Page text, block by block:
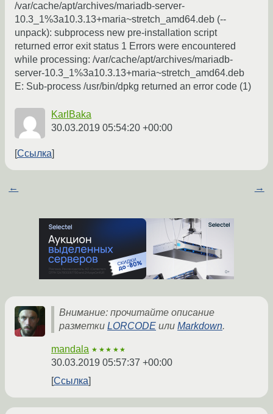
/var/cache/apt/archives/mariadb-server-
10.3_1%3a10.3.13+maria~stretch_amd64.deb (--
unpack): subprocess new pre-installation script
returned error exit status 1 Errors were encountered
while processing: /var/cache/apt/archives/mariadb-
server-10.3_1%3a10.3.13+maria~stretch_amd64.deb
E: Sub-process /usr/bin/dpkg returned an error code (1)
KarlBaka
30.03.2019 05:54:20 +00:00
Ссылка
← →
Внимание: прочитайте описание
разметки LORCODE или Markdown.
mandala ★★★★★
30.03.2019 05:57:37 +00:00
Ссылка